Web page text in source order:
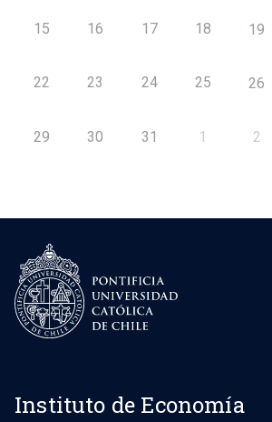
15 16 17 18 19
22 23 24 25 26
29 30 31 1 2
Instituto de Economía